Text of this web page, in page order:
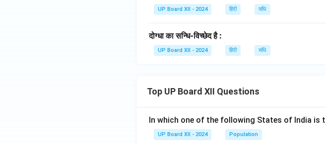
UP Board XII - 2024 हिंदी संधि
दोग्धा का सन्धि-विच्छेद है :
UP Board XII - 2024 हिंदी संधि
Top UP Board XII Questions
In which one of the following States of India
UP Board XII - 2024 Population